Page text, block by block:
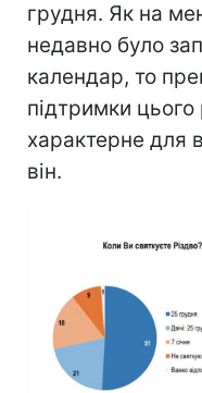
грудня. Як на
недавно було
календар, то
підтримки
характерне для
він.